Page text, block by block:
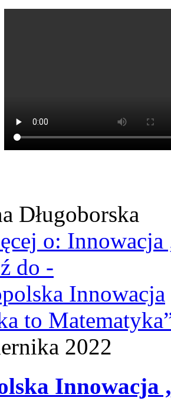
Długoborska
o: Innowacja
2022